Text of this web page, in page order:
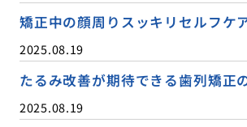
矯正中の顔周りスッキリセルフケ
2025.08.19
たるみ改善が期待できる歯列矯正
2025.08.19